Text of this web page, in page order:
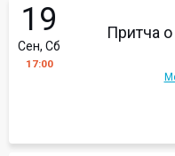
19
Сен, Сб
17:00
Притча